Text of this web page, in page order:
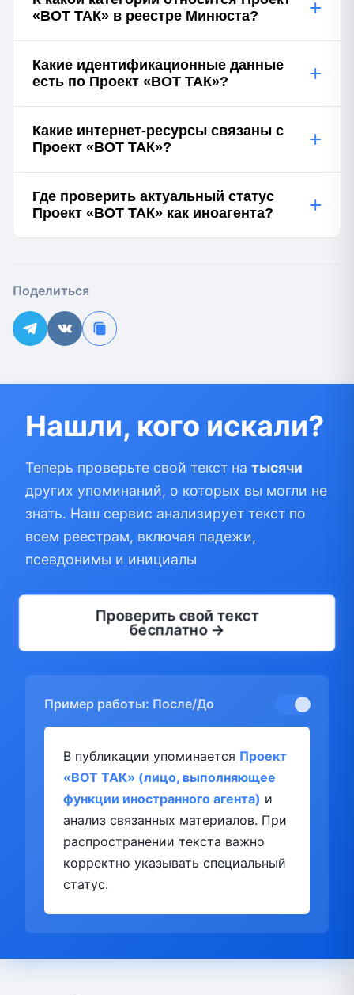
«ВОТ ТАК» в реестре Минюста?
+
Какие идентификационные данные
есть по Проект «ВОТ ТАК»?
+
Какие интернет-ресурсы связаны с
Проект «ВОТ ТАК»?
+
Где проверить актуальный статус
Проект «ВОТ ТАК» как иноагента?
+
Поделиться
Нашли, кого искали?
Теперь проверьте свой текст на тысячи
других упоминаний, о которых вы могли не
знать. Наш сервис анализирует текст по
всем реестрам, включая падежи,
псевдонимы и инициалы
Проверить свой текст
бесплатно →
Пример работы: После/До
В публикации упоминается Проект
«ВОТ ТАК» (лицо, выполняющее
функции иностранного агента) и
анализ связанных материалов. При
распространении текста важно
корректно указывать специальный
статус.